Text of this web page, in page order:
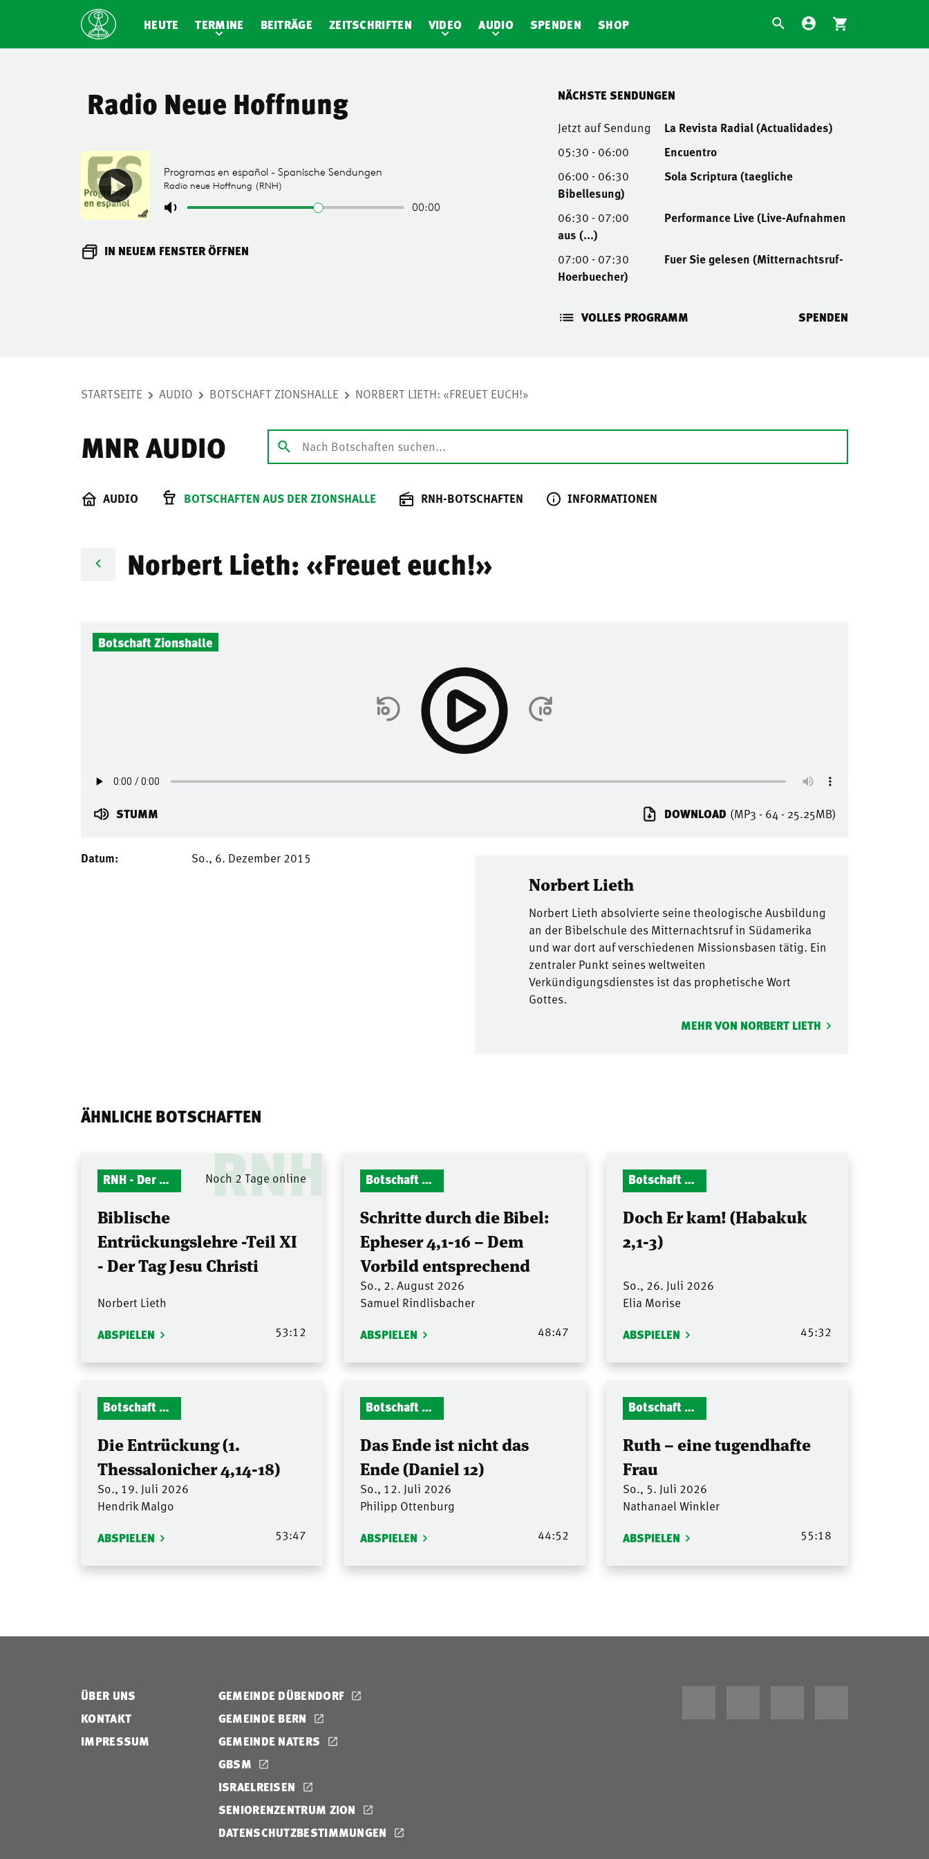
HEUTE TERMINE BEITRÄGE ZEITSCHRIFTEN VIDEO AUDIO SPENDEN SHOP
Radio Neue Hoffnung
IN NEUEM FENSTER ÖFFNEN
NÄCHSTE SENDUNGEN
Jetzt auf Sendung
La Revista Radial (Actualidades)
05:30 - 06:00
Encuentro
06:00 - 06:30
Sola Scriptura (taegliche
Bibellesung)
06:30 - 07:00
Performance Live (Live-Aufnahmen
aus (...)
07:00 - 07:30
Fuer Sie gelesen (Mitternachtsruf-
Hoerbuecher)
VOLLES PROGRAMM SPENDEN
STARTSEITE AUDIO BOTSCHAFT ZIONSHALLE NORBERT LIETH: «FREUET EUCH!»
MNR AUDIO
AUDIO BOTSCHAFTEN AUS DER ZIONSHALLE RNH-BOTSCHAFTEN INFORMATIONEN
Norbert Lieth: «Freuet euch!»
Botschaft Zionshalle
STUMM DOWNLOAD (MP3 - 64 - 25.25MB)
Datum: So., 6. Dezember 2015
Norbert Lieth
Norbert Lieth absolvierte seine theologische Ausbildung
an der Bibelschule des Mitternachtsruf in Südamerika
und war dort auf verschiedenen Missionsbasen tätig. Ein
zentraler Punkt seines weltweiten
Verkündigungsdienstes ist das prophetische Wort
Gottes.
MEHR VON NORBERT LIETH
ÄHNLICHE BOTSCHAFTEN
RNH
RNH - Der Mitternachtsruf Noch 2 Tage online
Biblische
Entrückungslehre -Teil XI
- Der Tag Jesu Christi
Norbert Lieth
ABSPIELEN 53:12
Botschaft Zionshalle
Schritte durch die Bibel:
Epheser 4,1-16 – Dem
Vorbild entsprechend
So., 2. August 2026
Samuel Rindlisbacher
ABSPIELEN 48:47
Botschaft Zionshalle
Doch Er kam! (Habakuk
2,1-3)
So., 26. Juli 2026
Elia Morise
ABSPIELEN 45:32
Botschaft Zionshalle
Die Entrückung (1.
Thessalonicher 4,14-18)
So., 19. Juli 2026
Hendrik Malgo
ABSPIELEN 53:47
Botschaft Zionshalle
Das Ende ist nicht das
Ende (Daniel 12)
So., 12. Juli 2026
Philipp Ottenburg
ABSPIELEN 44:52
Botschaft Zionshalle
Ruth – eine tugendhafte
Frau
So., 5. Juli 2026
Nathanael Winkler
ABSPIELEN 55:18
ÜBER UNS
KONTAKT
IMPRESSUM
GEMEINDE DÜBENDORF
GEMEINDE BERN
GEMEINDE NATERS
GBSM
ISRAELREISEN
SENIORENZENTRUM ZION
DATENSCHUTZBESTIMMUNGEN